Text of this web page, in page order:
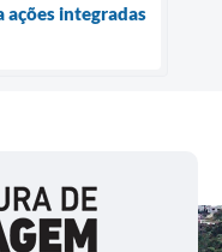
ações integradas